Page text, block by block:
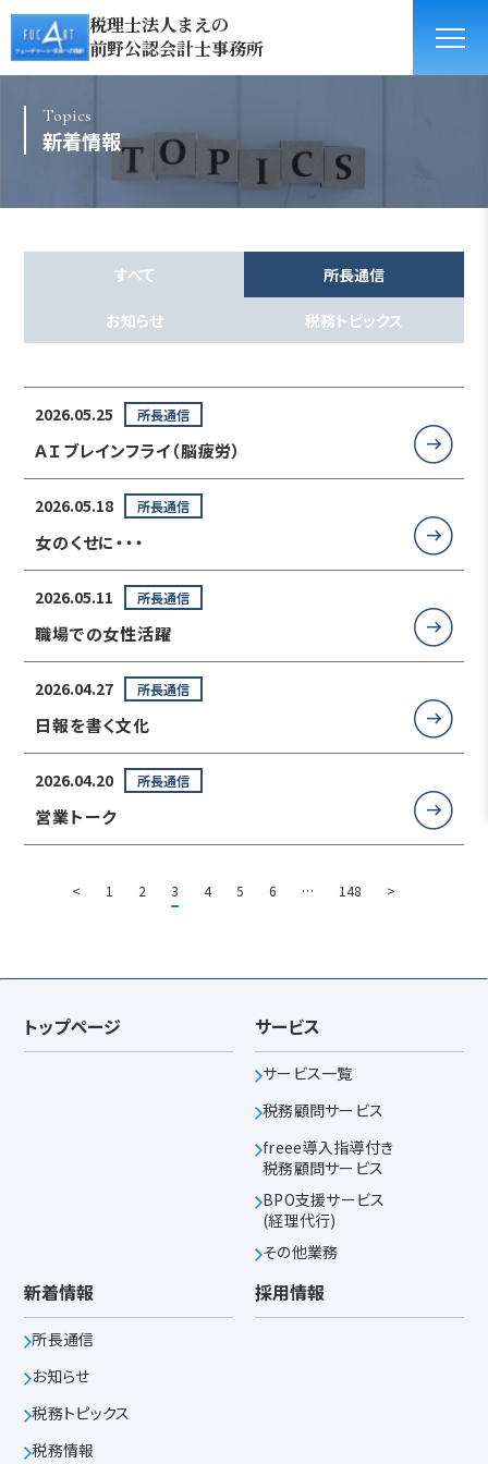
税理士法人まえの
前野公認会計士事務所
Topics
新着情報
すべて 所長通信
お知らせ 税務トピックス
2026.05.25 所長通信
ＡＩブレインフライ（脳疲労）
2026.05.18 所長通信
女のくせに・・・
2026.05.11 所長通信
職場での女性活躍
2026.04.27 所長通信
日報を書く文化
2026.04.20 所長通信
営業トーク
< 1 2 3 4 5 6 … 148 >
トップページ サービス
サービス一覧
税務顧問サービス
freee導入指導付き
税務顧問サービス
BPO支援サービス
(経理代行)
その他業務
新着情報
所長通信
お知らせ
税務トピックス
税務情報
採用情報